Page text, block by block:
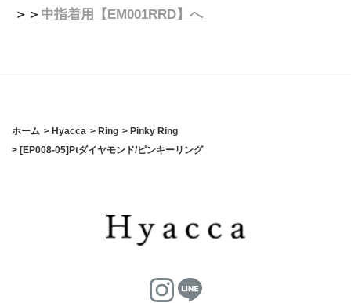
＞＞ 中指着用【EM001RRD】へ
ホーム > Hyacca > Ring > Pinky Ring
> [EP008-05]Ptダイヤモンド/ピンキーリング